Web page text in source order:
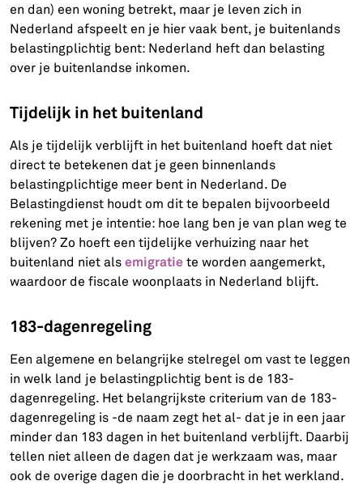
en dan) een woning betrekt, maar je leven zich in
Nederland afspeelt en je hier vaak bent, je buitenlands
belastingplichtig bent: Nederland heft dan belasting
over je buitenlandse inkomen.
Tijdelijk in het buitenland
Als je tijdelijk verblijft in het buitenland hoeft dat niet
direct te betekenen dat je geen binnenlands
belastingplichtige meer bent in Nederland. De
Belastingdienst houdt om dit te bepalen bijvoorbeeld
rekening met je intentie: hoe lang ben je van plan weg te
blijven? Zo hoeft een tijdelijke verhuizing naar het
buitenland niet alsemigratie te worden aangemerkt,
waardoor de fiscale woonplaats in Nederland blijft.
183-dagenregeling
Een algemene en belangrijke stelregel om vast te leggen
in welk land je belastingplichtig bent is de 183-
dagenregeling. Het belangrijkste criterium van de 183-
dagenregeling is -de naam zegt het al- dat je in een jaar
minder dan 183 dagen in het buitenland verblijft. Daarbij
tellen niet alleen de dagen dat je werkzaam was, maar
ook de overige dagen die je doorbracht in het werkland.